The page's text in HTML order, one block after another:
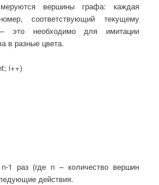
вершины графа: каждая
соответствующий текущему
это необходимо для имитации
в разные цвета.
i++)
1 раз (где n – количество вершин
действия.